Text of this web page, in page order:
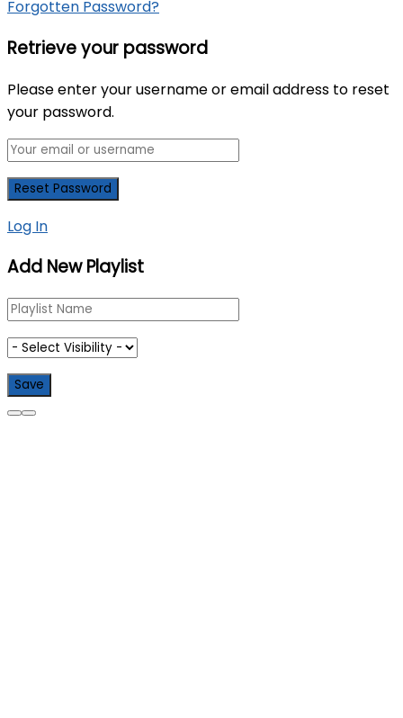
Forgotten Password?
Retrieve your password
Please enter your username or email address to reset
your password.
Log In
Add New Playlist